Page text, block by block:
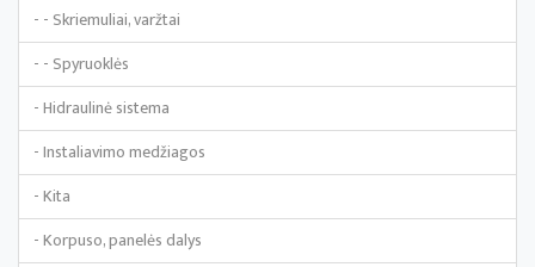
- - Skriemuliai, varžtai
- - Spyruoklės
- Hidraulinė sistema
- Instaliavimo medžiagos
- Kita
- Korpuso, panelės dalys